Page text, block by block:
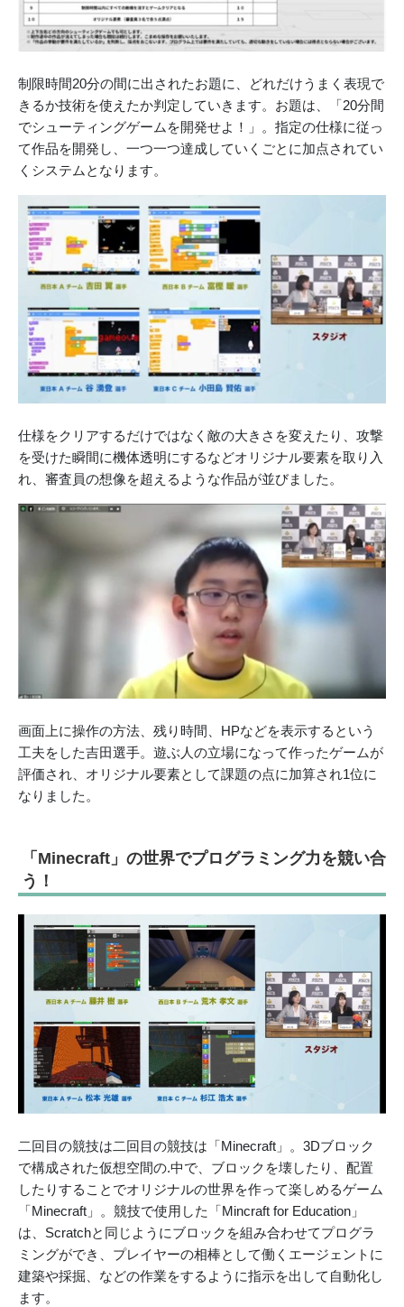
制限時間20分の間に出されたお題に、どれだけうまく表現で
きるか技術を使えたか判定していきます。お題は、「20分間
でシューティングゲームを開発せよ！」。指定の仕様に従っ
て作品を開発し、一つ一つ達成していくごとに加点されてい
くシステムとなります。
仕様をクリアするだけではなく敵の大きさを変えたり、攻撃
を受けた瞬間に機体透明にするなどオリジナル要素を取り入
れ、審査員の想像を超えるような作品が並びました。
画面上に操作の方法、残り時間、HPなどを表示するという
工夫をした吉田選手。遊ぶ人の立場になって作ったゲームが
評価され、オリジナル要素として課題の点に加算され1位に
なりました。
「Minecraft」の世界でプログラミング力を競い合
う！
二回目の競技は二回目の競技は「Minecraft」。3Dブロック
で構成された仮想空間の.中で、ブロックを壊したり、配置
したりすることでオリジナルの世界を作って楽しめるゲーム
「Minecraft」。競技で使用した「Mincraft for Education」
は、Scratchと同じようにブロックを組み合わせてプログラ
ミングができ、プレイヤーの相棒として働くエージェントに
建築や採掘、などの作業をするように指示を出して自動化し
ます。